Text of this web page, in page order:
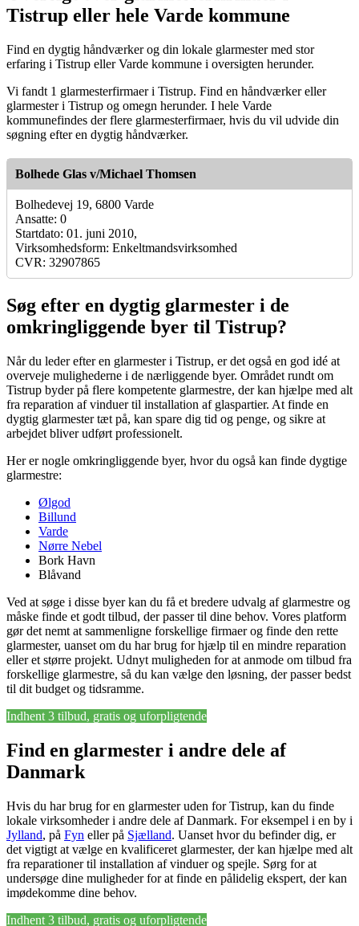
Tistrup eller hele Varde kommune
Find en dygtig håndværker og din lokale glarmester med stor
erfaring i Tistrup eller Varde kommune i oversigten herunder.
Vi fandt 1 glarmesterfirmaer i Tistrup. Find en håndværker eller
glarmester i Tistrup og omegn herunder. I hele Varde
kommunefindes der flere glarmesterfirmaer, hvis du vil udvide din
søgning efter en dygtig håndværker.
Bolhede Glas v/Michael Thomsen
Bolhedevej 19, 6800 Varde
Ansatte: 0
Startdato: 01. juni 2010,
Virksomhedsform: Enkeltmandsvirksomhed
CVR: 32907865
Søg efter en dygtig glarmester i de
omkringliggende byer til Tistrup?
Når du leder efter en glarmester i Tistrup, er det også en god idé at
overveje mulighederne i de nærliggende byer. Området rundt om
Tistrup byder på flere kompetente glarmestre, der kan hjælpe med alt
fra reparation af vinduer til installation af glaspartier. At finde en
dygtig glarmester tæt på, kan spare dig tid og penge, og sikre at
arbejdet bliver udført professionelt.
Her er nogle omkringliggende byer, hvor du også kan finde dygtige
glarmestre:
Ølgod
Billund
Varde
Nørre Nebel
Bork Havn
Blåvand
Ved at søge i disse byer kan du få et bredere udvalg af glarmestre og
måske finde et godt tilbud, der passer til dine behov. Vores platform
gør det nemt at sammenligne forskellige firmaer og finde den rette
glarmester, uanset om du har brug for hjælp til en mindre reparation
eller et større projekt. Udnyt muligheden for at anmode om tilbud fra
forskellige glarmestre, så du kan vælge den løsning, der passer bedst
til dit budget og tidsramme.
Indhent 3 tilbud, gratis og uforpligtende
Find en glarmester i andre dele af
Danmark
Hvis du har brug for en glarmester uden for Tistrup, kan du finde
lokale virksomheder i andre dele af Danmark. For eksempel i en by i
Jylland, på Fyn eller på Sjælland. Uanset hvor du befinder dig, er
det vigtigt at vælge en kvalificeret glarmester, der kan hjælpe med alt
fra reparationer til installation af vinduer og spejle. Sørg for at
undersøge dine muligheder for at finde en pålidelig ekspert, der kan
imødekomme dine behov.
Indhent 3 tilbud, gratis og uforpligtende